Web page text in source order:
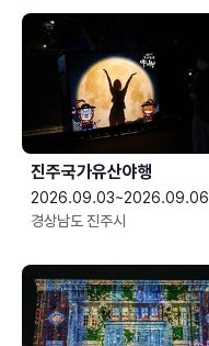
진주국가유산야행
2026.09.03~2026.09.06
경상남도 진주시